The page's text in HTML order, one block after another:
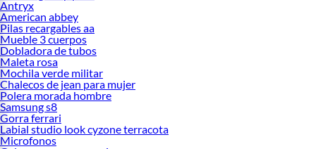
Antryx
American abbey
Pilas recargables aa
Mueble 3 cuerpos
Dobladora de tubos
Maleta rosa
Mochila verde militar
Chalecos de jean para mujer
Polera morada hombre
Samsung s8
Gorra ferrari
Labial studio look cyzone terracota
Microfonos